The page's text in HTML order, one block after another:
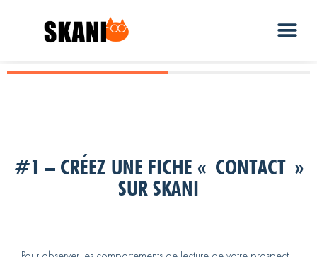
#1 – CRÉEZ UNE FICHE « CONTACT »
SUR SKANI